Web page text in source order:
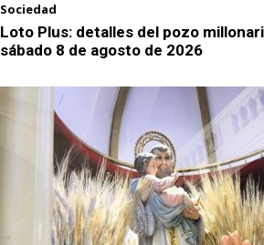
Sociedad
Loto Plus: detalles del pozo
sábado 8 de agosto de 2026